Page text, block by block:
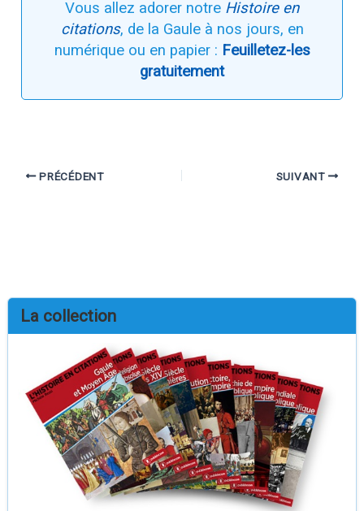
Vous allez adorer notre Histoire en
citations, de la Gaule à nos jours, en
numérique ou en papier : Feuilletez-les
gratuitement
PRÉCÉDENT SUIVANT
La collection